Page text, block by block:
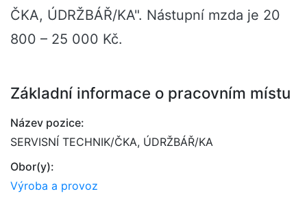
ČKA, ÚDRŽBÁŘ/KA". Nástupní mzda je 20
800 – 25 000 Kč.
Základní informace o pracovním místu
Název pozice:
SERVISNÍ TECHNIK/ČKA, ÚDRŽBÁŘ/KA
Obor(y):
Výroba a provoz